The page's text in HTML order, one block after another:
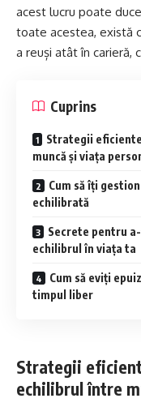
acest lucru poate
toate acestea, există
a reuși atât în carieră,
Cuprins
Strategii
muncă și viața
Cum să îți
echilibrată
Secrete pentru
echilibrul în viața ta
Cum să eviți
timpul liber
Strategii
echilibrul între